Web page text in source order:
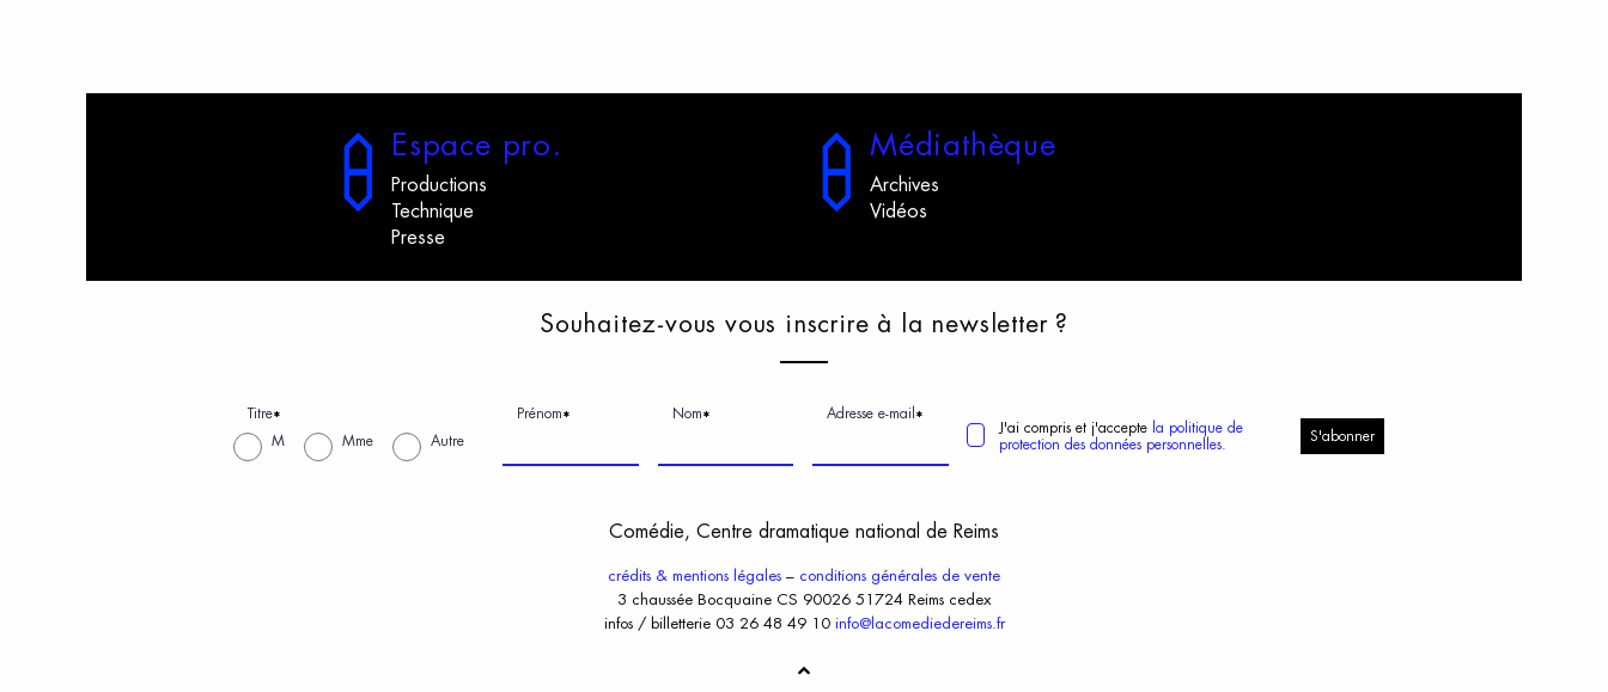
Espace pro.
Productions
Technique
Presse
Médiathèque
Archives
Vidéos
Souhaitez-vousvous i nscrire à a newsletter ?
Titre*
M Mme Autre
Prénom* Nom* Adresse e-mail * J'ai compris et j'accepte la politique de
protection des données personnelles.
S'abonner
Comédie, Centre dramatique national de Reims
crédits & mentions légales – conditions générales de vente
3 chaussée Bocquaine CS 90026 51724 Reims cedex
infos / billetterie 03 26 48 49 10 info@lacomediedereims.fr